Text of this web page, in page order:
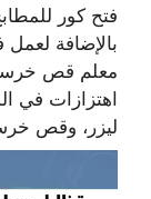
فتح كور
بالإضافة
معلم قص
اهتزازات في
ليزر، وقص